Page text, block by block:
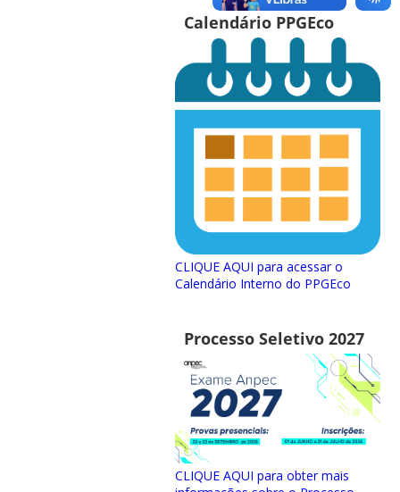
Calendário PPGEco
CLIQUE AQUI para acessar o
Calendário Interno do PPGEco
Processo Seletivo 2027
CLIQUE AQUI para obter mais